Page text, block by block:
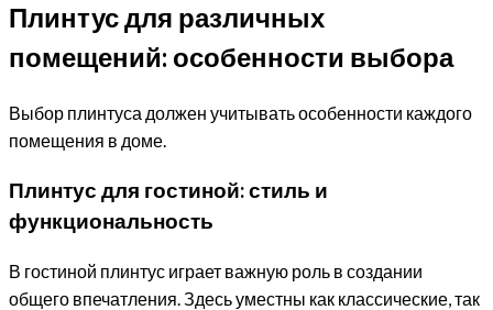
Плинтус для различных
помещений: особенности выбора
Выбор плинтуса должен учитывать особенности каждого
помещения в доме.
Плинтус для гостиной: стиль и
функциональность
В гостиной плинтус играет важную роль в создании
общего впечатления. Здесь уместны как классические, так